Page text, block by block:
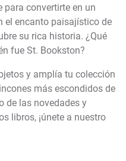
para convertirte en un
el encanto paisajístico de
su rica historia. ¿Qué
fue St. Bookston?
y amplía tu colección
más escondidos de
de las novedades y
libros, ¡únete a nuestro